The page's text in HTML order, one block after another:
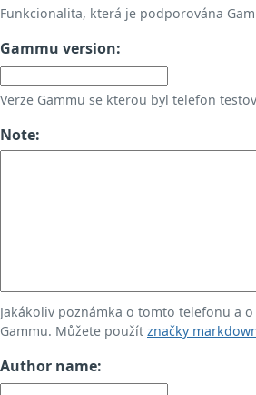
Funkcionalita, která je podporována
Gammu version:
Verze Gammu se kterou byl telefon
Note:
Jakákoliv poznámka o tomto telefonu a
Gammu. Můžete použít značky
Author name: